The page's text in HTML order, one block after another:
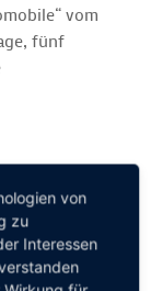
vom
fünf
die
in den
von
zu
Interessen